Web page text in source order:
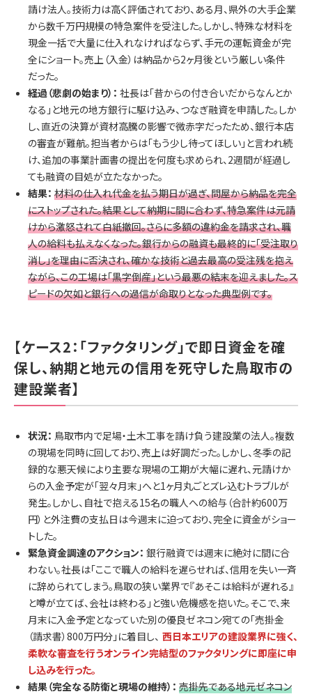
請け法人。技術力は高く評価されており、ある月、県外の大手企業
から数千万円規模の特急案件を受注した。しかし、特殊な材料を
現金一括で大量に仕入れなければならず、手元の運転資金が完
全にショート。売上（入金）は納品から2ヶ月後という厳しい条件
だった。
経過（悲劇の始まり）： 社長は「昔からの付き合いだからなんとか
なる」と地元の地方銀行に駆け込み、つなぎ融資を申請した。しか
し、直近の決算が資材高騰の影響で微赤字だったため、銀行本店
の審査が難航。担当者からは「もう少し待ってほしい」と言われ続
け、追加の事業計画書の提出を何度も求められ、2週間が経過し
ても融資の目処が立たなかった。
結果： 材料の仕入れ代金を払う期日が過ぎ、問屋から納品を完全
にストップされた。結果として納期に間に合わず、特急案件は元請
けから激怒されて白紙撤回。さらに多額の違約金を請求され、職
人の給料も払えなくなった。銀行からの融資も最終的に「受注取り
消し」を理由に否決され、確かな技術と過去最高の受注残を抱え
ながら、この工場は「黒字倒産」という最悪の結末を迎えました。ス
ピードの欠如と銀行への過信が命取りとなった典型例です。
【ケース2：「ファクタリング」で即日資金を確
保し、納期と地元の信用を死守した鳥取市の
建設業者】
状況： 鳥取市内で足場・土木工事を請け負う建設業の法人。複数
の現場を同時に回しており、売上は好調だった。しかし、冬季の記
録的な悪天候により主要な現場の工期が大幅に遅れ、元請けか
らの入金予定が「翌々月末」へと1ヶ月丸ごとズレ込むトラブルが
発生。しかし、自社で抱える15名の職人への給与（合計約600万
円）と外注費の支払日は今週末に迫っており、完全に資金がショー
トした。
緊急資金調達のアクション： 銀行融資では週末に絶対に間に合
わない。社長は「ここで職人の給料を遅らせれば、信用を失い一斉
に辞められてしまう。鳥取の狭い業界で『あそこは給料が遅れる』
と噂が立てば、会社は終わる」と強い危機感を抱いた。そこで、来
月末に入金予定となっていた別の優良ゼネコン宛ての「売掛金
（請求書）800万円分」に着目し、 西日本エリアの建設業界に強く、
柔軟な審査を行うオンライン完結型のファクタリングに即座に申
し込みを行った。
結果（完全なる防衛と現場の維持）： 売掛先である地元ゼネコン